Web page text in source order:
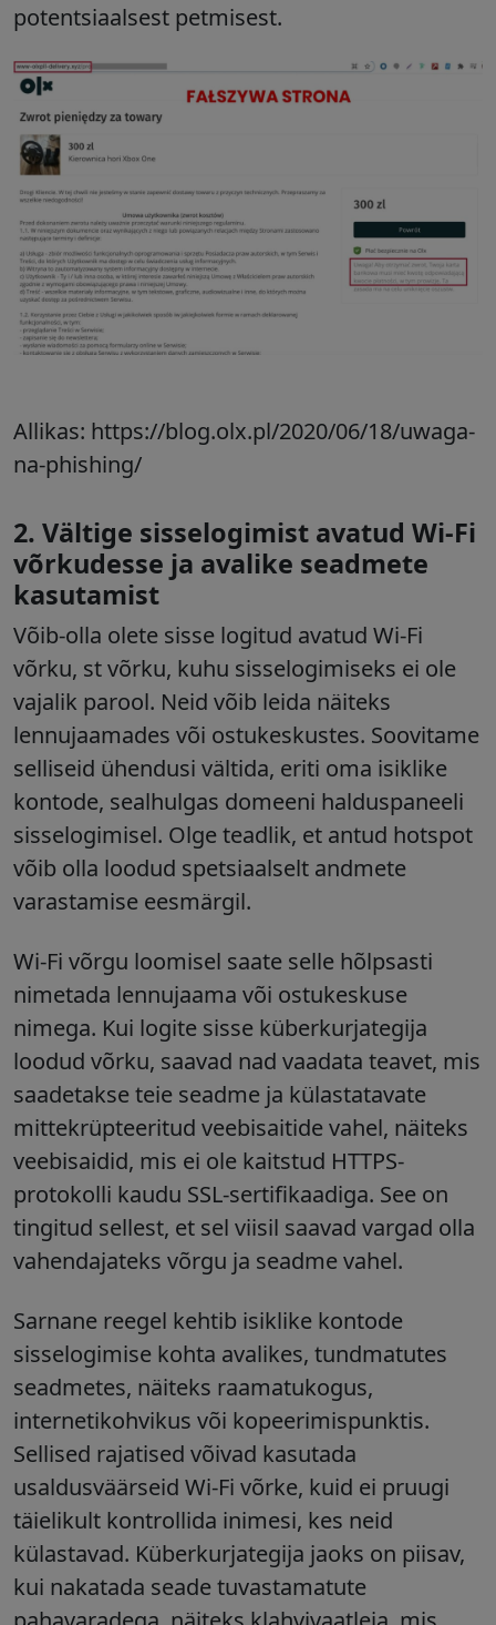
potentsiaalsest petmisest.
Allikas: https://blog.olx.pl/2020/06/18/uwaga-
na-phishing/
2. Vältige sisselogimist avatud Wi-Fi
võrkudesse ja avalike seadmete
kasutamist
Võib-olla olete sisse logitud avatud Wi-Fi
võrku, st võrku, kuhu sisselogimiseks ei ole
vajalik parool. Neid võib leida näiteks
lennujaamades või ostukeskustes. Soovitame
selliseid ühendusi vältida, eriti oma isiklike
kontode, sealhulgas domeeni halduspaneeli
sisselogimisel. Olge teadlik, et antud hotspot
võib olla loodud spetsiaalselt andmete
varastamise eesmärgil.
Wi-Fi võrgu loomisel saate selle hõlpsasti
nimetada lennujaama või ostukeskuse
nimega. Kui logite sisse küberkurjategija
loodud võrku, saavad nad vaadata teavet, mis
saadetakse teie seadme ja külastatavate
mittekrüpteeritud veebisaitide vahel, näiteks
veebisaidid, mis ei ole kaitstud HTTPS-
protokolli kaudu SSL-sertifikaadiga. See on
tingitud sellest, et sel viisil saavad vargad olla
vahendajateks võrgu ja seadme vahel.
Sarnane reegel kehtib isiklike kontode
sisselogimise kohta avalikes, tundmatutes
seadmetes, näiteks raamatukogus,
internetikohvikus või kopeerimispunktis.
Sellised rajatised võivad kasutada
usaldusväärseid Wi-Fi võrke, kuid ei pruugi
täielikult kontrollida inimesi, kes neid
külastavad. Küberkurjategija jaoks on piisav,
kui nakatada seade tuvastamatute